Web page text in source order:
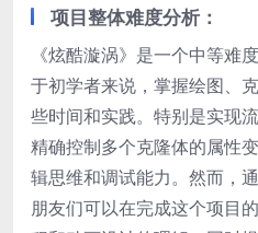
项目整体难度分析 ：
《炫酷漩涡》是一个中等难
于初学者来说，掌握绘图、
些时间和实践。特别是实现
精确控制多个克隆体的属性
辑思维和调试能力。然而，
朋友们可以在完成这个项目